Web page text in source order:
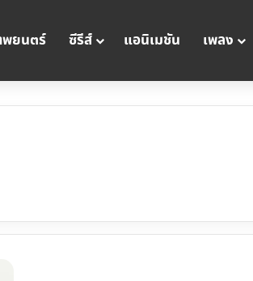
พยนตร์ ซีรีส์ แอนิเมชัน เพลง